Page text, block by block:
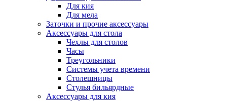
Для кия
Для мела
Заточки и прочие аксессуары
Аксессуары для стола
Чехлы для столов
Часы
Треугольники
Системы учета времени
Столешницы
Стулья бильярдные
Аксессуары для кия